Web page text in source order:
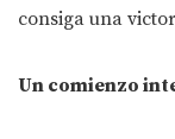
consiga una
Un comienzo